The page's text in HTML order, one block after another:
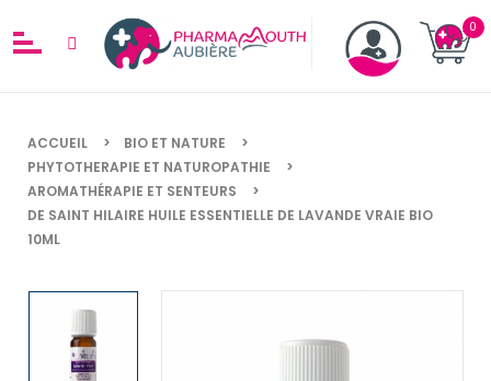
ACCUEIL
BIO ET NATURE
PHYTOTHERAPIE ET NATUROPATHIE
AROMATHÉRAPIE ET SENTEURS
DE SAINT HILAIRE HUILE ESSENTIELLE DE LAVANDE VRAIE BIO
10ML